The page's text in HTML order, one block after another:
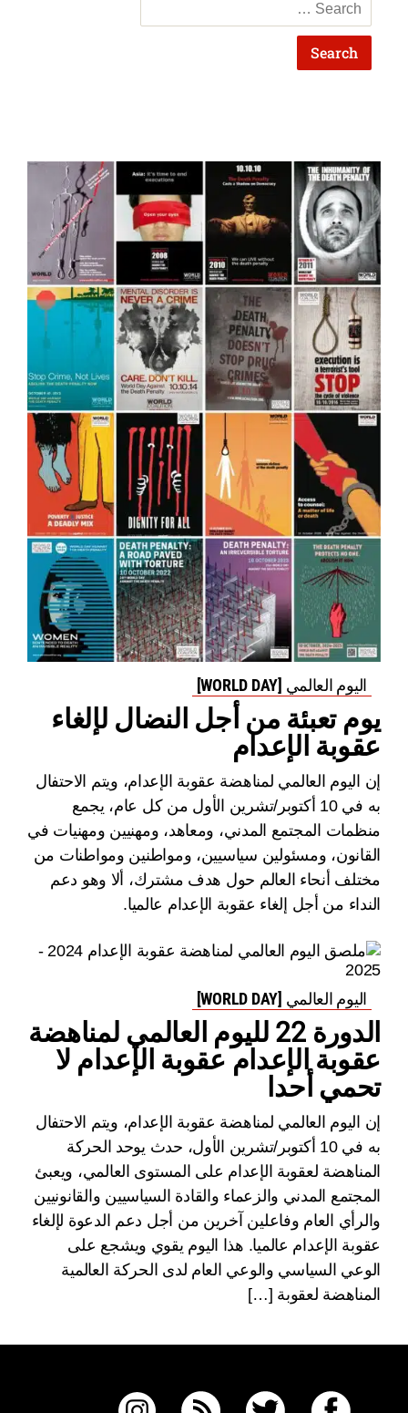
اليوم العالمي [WORLD DAY]
يوم تعبئة من أجل النضال لإلغاء
عقوبة الإعدام
إن اليوم العالمي لمناهضة عقوبة الإعدام، ويتم الاحتفال
به في 10 أكتوبر/تشرين الأول من كل عام، يجمع
منظمات المجتمع المدني، ومعاهد، ومهنيين ومهنيات في
القانون، ومسئولين سياسيين، ومواطنين ومواطنات من
مختلف أنحاء العالم حول هدف مشترك، ألا وهو دعم
النداء من أجل إلغاء عقوبة الإعدام عالميا.
اليوم العالمي [WORLD DAY]
الدورة 22 لليوم العالمي لمناهضة
عقوبة الإعدام عقوبة الإعدام لا
تحمي أحدا
إن اليوم العالمي لمناهضة عقوبة الإعدام، ويتم الاحتفال
به في 10 أكتوبر/تشرين الأول، حدث يوحد الحركة
المناهضة لعقوبة الإعدام على المستوى العالمي، ويعبئ
المجتمع المدني والزعماء والقادة السياسيين والقانونيين
والرأي العام وفاعلين آخرين من أجل دعم الدعوة لإلغاء
عقوبة الإعدام عالميا. هذا اليوم يقوي ويشجع على
الوعي السياسي والوعي العام لدى الحركة العالمية
المناهضة لعقوبة […]